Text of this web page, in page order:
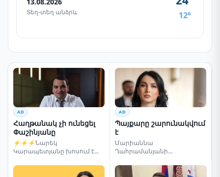
Տեղ-տեղ անձրև 12°
AD
Հաղթանակ չի ունեցել
Փաշինյանը
⚡⚡⚡Նարեկ
Կարապետյանը խոսում է
AD
Պայքարը շարունակվում
է
Մարիաննա
Ղահրամանյանի